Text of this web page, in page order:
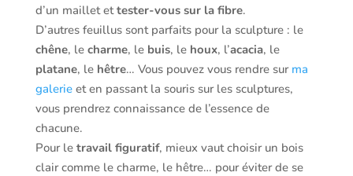
d’un maillet ettester-vous sur la fibre.
D’autres feuillus sont parfaits pour la sculpture : le
chêne, le charme, le buis, le houx, l’acacia, le
platane, le hêtre… Vous pouvez vous rendre sur ma
galerieet en passant la souris sur les sculptures,
vous prendrez connaissance de l’essence de
chacune.
Pour le travail figuratif, mieux vaut choisir un bois
clair comme le charme, le hêtre… pour éviter de se